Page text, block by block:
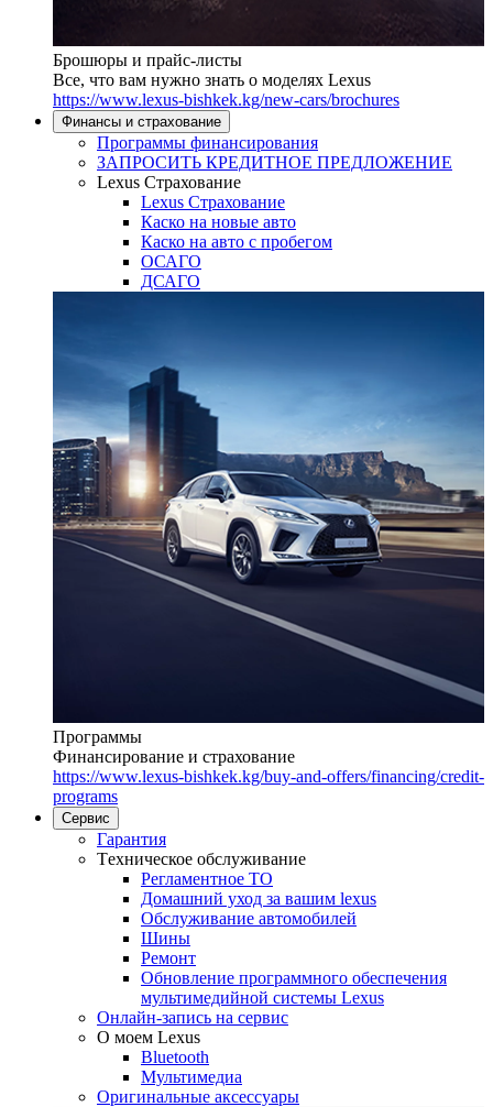
Брошюры и прайс-листы
Все, что вам нужно знать о моделях Lexus
https://www.lexus-bishkek.kg/new-cars/brochures
Финансы и страхование
Программы финансирования
ЗАПРОСИТЬ КРЕДИТНОЕ ПРЕДЛОЖЕНИЕ
Lexus Страхование
Lexus Страхование
Каско на новые авто
Каско на авто с пробегом
ОСАГО
ДСАГО
Программы
Финансирование и страхование
https://www.lexus-bishkek.kg/buy-and-offers/financing/credit-
programs
Сервис
Гарантия
Tехническое обслуживание
Регламентное ТО
Домашний уход за вашим lexus
Oбслуживание автомобилей
Шины
Ремонт
Обновление программного обеспечения
мультимедийной системы Lexus
Онлайн-запись на сервис
O моем Lexus
Bluetooth
Mультимедиа
Оригинальные аксессуары